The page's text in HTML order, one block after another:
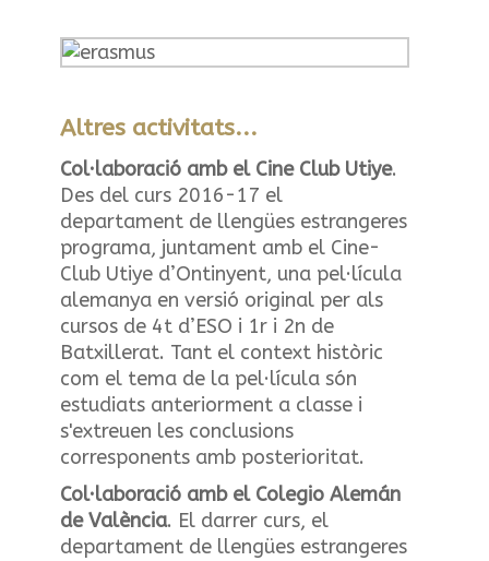
Altres activitats...
Col·laboració amb el Cine Club Utiye.
Des del curs 2016-17 el
departament de llengües estrangeres
programa, juntament amb el Cine-
Club Utiye d’Ontinyent, una pel·lícula
alemanya en versió original per als
cursos de 4t d’ESO i 1r i 2n de
Batxillerat. Tant el context històric
com el tema de la pel·lícula són
estudiats anteriorment a classe i
s'extreuen les conclusions
corresponents amb posterioritat.
Col·laboració amb el Colegio Alemán
de València. El darrer curs, el
departament de llengües estrangeres